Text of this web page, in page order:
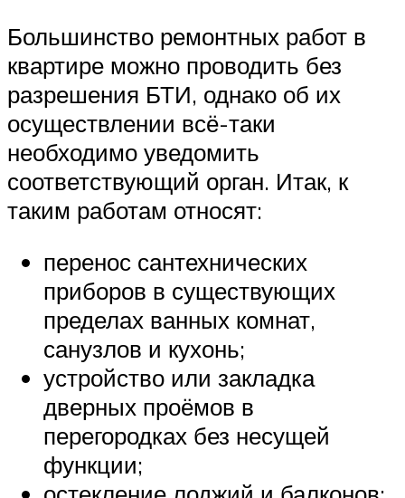
Большинство ремонтных работ в
квартире можно проводить без
разрешения БТИ, однако об их
осуществлении всё-таки
необходимо уведомить
соответствующий орган. Итак, к
таким работам относят:
перенос сантехнических
приборов в существующих
пределах ванных комнат,
санузлов и кухонь;
устройство или закладка
дверных проёмов в
перегородках без несущей
функции;